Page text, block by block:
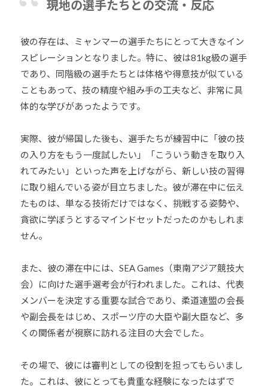
現地の選手たちとの交流・反応
彼の存在は、ミャンマーの選手たちにとって大きなイン
スピレーションとなりました。特に、彼は81kg級の選手
であり、同階級の選手たちとは体格や得意技が似ている
こともあって、技の精度や組み手の工夫など、非常に具
体的な学びがあったようです。
実際、彼が帰国した後も、選手たちが練習中に「彼の技
の入り方をもう一度試したい」「こういう動きを取り入
れてみたい」といった声を上げながら、新しい技の習得
に取り組んでいる姿が目立ちました。彼が滞在中に伝え
たものは、単なる技術だけではなく、挑戦する姿勢や、
貪欲に学ぼうとするマインドセットだったのかもしれま
せん。
また、彼の滞在中には、SEA Games（東南アジア競技大
会）に向けた選手選考会が行われました。これは、代表
メンバーを決定する重要な試合であり、柔道連盟の会長
や副会長をはじめ、スポーツ庁の大臣や副大臣など、多
くの関係者が視察に訪れる注目の大会でした。
その場で、彼には審判としての役割を担ってもらいまし
た。これは、彼にとっても貴重な経験になったはずで